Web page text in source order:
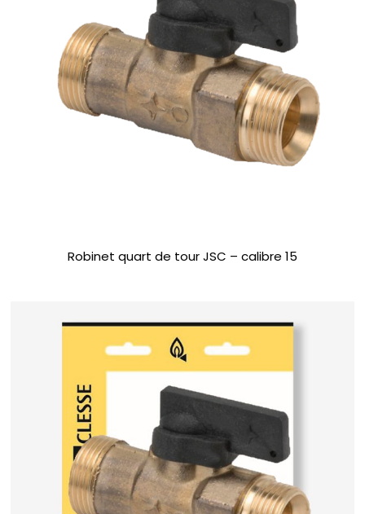
Robinet quart de tour JSC – calibre 15